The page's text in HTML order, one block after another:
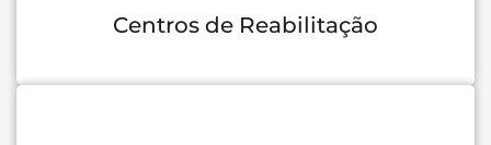
Centros de Reabilitação